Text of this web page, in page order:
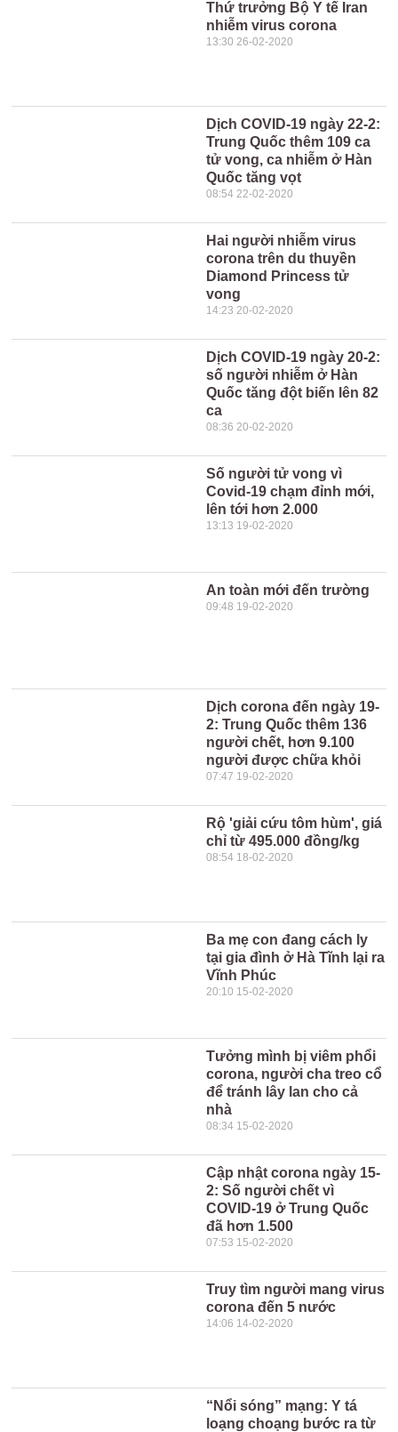
Thứ trưởng Bộ Y tế Iran
nhiễm virus corona
13:30 26-02-2020
Dịch COVID-19 ngày 22-2:
Trung Quốc thêm 109 ca
tử vong, ca nhiễm ở Hàn
Quốc tăng vọt
08:54 22-02-2020
Hai người nhiễm virus
corona trên du thuyền
Diamond Princess tử
vong
14:23 20-02-2020
Dịch COVID-19 ngày 20-2:
số người nhiễm ở Hàn
Quốc tăng đột biến lên 82
ca
08:36 20-02-2020
Số người tử vong vì
Covid-19 chạm đỉnh mới,
lên tới hơn 2.000
13:13 19-02-2020
An toàn mới đến trường
09:48 19-02-2020
Dịch corona đến ngày 19-
2: Trung Quốc thêm 136
người chết, hơn 9.100
người được chữa khỏi
07:47 19-02-2020
Rộ 'giải cứu tôm hùm', giá
chỉ từ 495.000 đồng/kg
08:54 18-02-2020
Ba mẹ con đang cách ly
tại gia đình ở Hà Tĩnh lại ra
Vĩnh Phúc
20:10 15-02-2020
Tưởng mình bị viêm phổi
corona, người cha treo cổ
để tránh lây lan cho cả
nhà
08:34 15-02-2020
Cập nhật corona ngày 15-
2: Số người chết vì
COVID-19 ở Trung Quốc
đã hơn 1.500
07:53 15-02-2020
Truy tìm người mang virus
corona đến 5 nước
14:06 14-02-2020
“Nổi sóng” mạng: Y tá
loạng choạng bước ra từ